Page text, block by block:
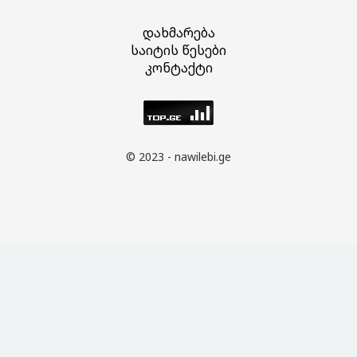
დახმარება
საიტის წესები
კონტაქტი
© 2023 - nawilebi.ge